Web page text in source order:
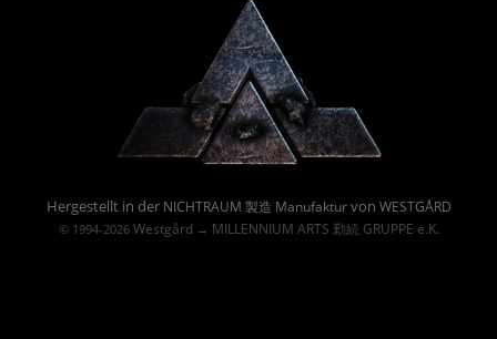
Hergestellt in der NICHTRAUM 製造 Manufakturvon WESTGÅRD
© 1994-2026 Westgård→ MILLENNIUM ARTS 勤続 GRUPPE e.K.
Powered By :